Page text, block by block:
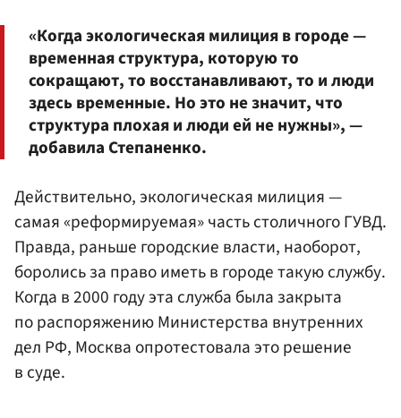
«Когда экологическая милиция в городе —
временная структура, которую то
сокращают, то восстанавливают, то и люди
здесь временные. Но это не значит, что
структура плохая и люди ей не нужны», —
добавила Степаненко.
Действительно, экологическая милиция —
самая «реформируемая» часть столичного ГУВД.
Правда, раньше городские власти, наоборот,
боролись за право иметь в городе такую службу.
Когда в 2000 году эта служба была закрыта
по распоряжению Министерства внутренних
дел РФ, Москва опротестовала это решение
в суде.